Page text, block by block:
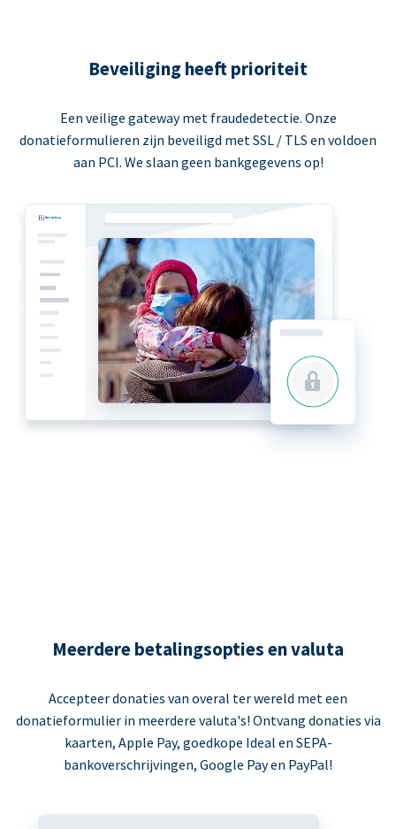
Beveiliging heeft prioriteit
Een veilige gateway met fraudedetectie. Onze
donatieformulieren zijn beveiligd met SSL / TLS en voldoen
aan PCI. We slaan geen bankgegevens op!
Meerdere betalingsopties en valuta
Accepteer donaties van overal ter wereld met een
donatieformulier in meerdere valuta's! Ontvang donaties via
kaarten, Apple Pay, goedkope Ideal en SEPA-
bankoverschrijvingen, Google Pay en PayPal!